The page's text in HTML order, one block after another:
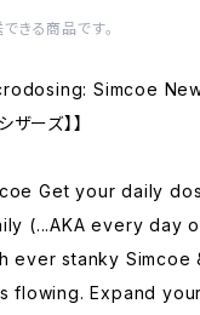
きる商品です。
Simcoe
ーズ】】
Get your daily
(...AKA every day
ever stanky Simcoe
flowing. Expand